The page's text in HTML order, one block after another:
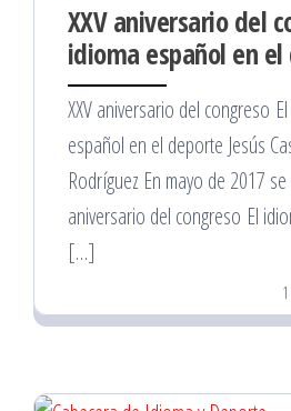
XXV aniversario del
idioma español en
XXV aniversario del congreso
español en el deporte Jesús
Rodríguez En mayo de 2017
aniversario del congreso El
[…]